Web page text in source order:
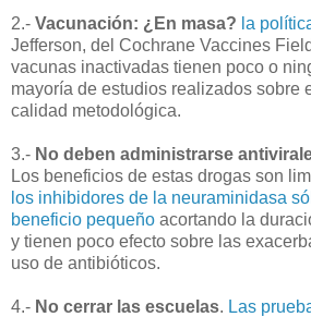
2.- Vacunación: ¿En masa? la
Jefferson, del Cochrane Vaccines
vacunas inactivadas tienen poco o
mayoría de estudios realizados sobre
calidad metodológica.
3.- No deben administrarse
Los beneficios de estas drogas son
los inhibidores de la neuraminidasa
beneficio pequeño acortando la
y tienen poco efecto sobre las
uso de antibióticos.
4.- No cerrar las escuelas. Las